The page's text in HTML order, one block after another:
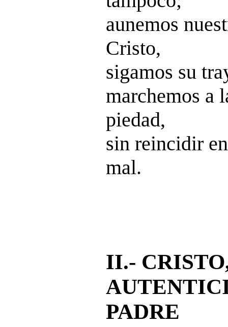
aunemos
Cristo,
sigamos su
marchemos a
piedad,
sin reincidir
mal.
II.-
PADRE